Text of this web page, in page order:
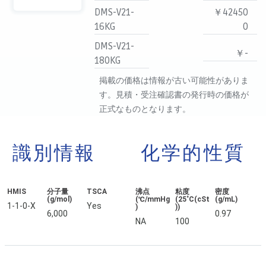
DMS-V21-
16KG
￥42450
0
DMS-V21-
180KG
￥-
掲載の価格は情報が古い可能性がありま
す。見積・受注確認書の発行時の価格が
正式なものとなります。
識別情報
HMIS
1-1-0-X
分子量
(g/mol)
6,000
TSCA
Yes
化学的性質
沸点
(℃/mmHg
)
NA
粘度
(25˚C(cSt
))
100
密度
(g/mL)
0.97